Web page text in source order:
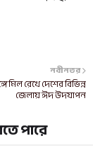
নবীনতর
মিল রেখে দেশের বিভিন্ন
জেলায় ঈদ উদযাপন
পারে